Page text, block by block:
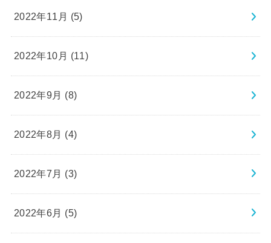
2022年11月 (5)
2022年10月 (11)
2022年9月 (8)
2022年8月 (4)
2022年7月 (3)
2022年6月 (5)